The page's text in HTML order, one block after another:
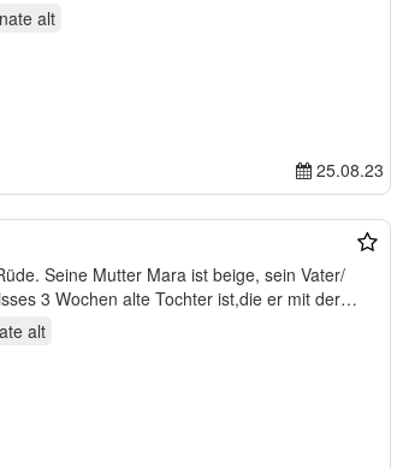
alt
25.08.23
Seine Mutter Mara ist beige, sein Vater/
3 Wochen alte Tochter ist,die er mit der…
alt